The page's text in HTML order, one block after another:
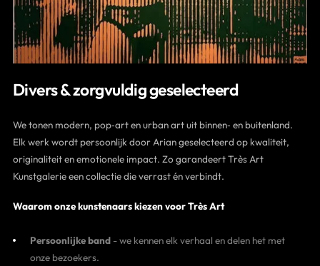
Divers & zorgvuldig geselecteerd
We tonen modern, pop‑art en urban art uit binnen‑ en buitenland.
Elk werk wordt persoonlijk door Arian geselecteerd op kwaliteit,
originaliteit en emotionele impact. Zo garandeert Très Art
Kunstgalerie een collectie die verrast én verbindt.
Waarom onze kunstenaars kiezen voor Très Art
Persoonlijke band - we kennen elk verhaal en delen het met
onze bezoekers.